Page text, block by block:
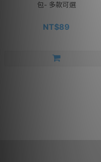
包- 多款可選
NT$89